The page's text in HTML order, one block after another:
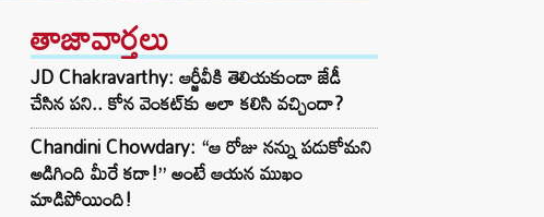
తాజావార్తలు
JD Chakravarthy: ఆర్జీవీకి తెలియకుండా జేడీ
చేసిన పని.. కోన వెంకట్‌కు అలా కలిసి వచ్చిందా?
Chandini Chowdary: “ఆ రోజు నన్ను పడుకోమని
అడిగింది మీరే కదా!” అంటే ఆయన ముఖం
మాడిపోయింది!